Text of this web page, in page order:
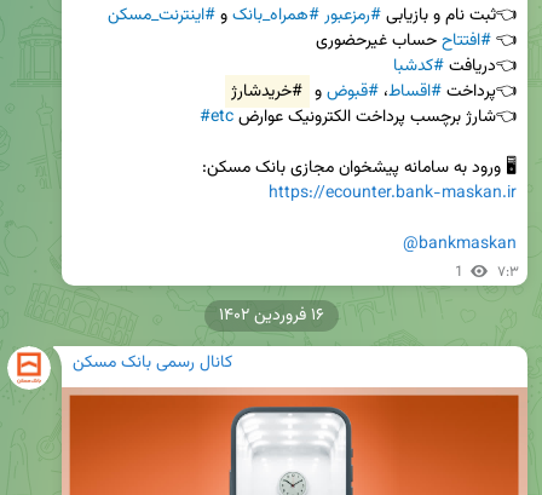
👈ثبت نام و بازیابی #رمزعبور#همراه_بانک و #اینترنت_مسکن
👈 #افتتاح
👈دریافت #کدشبا
👈پرداخت #اقساط، #قبوض و #خریدشارژ
👈شارژ برچسب پرداخت الکترونیک عوارض #etc
🖥 ورود به سامانه پیشخوان مجازی بانک مسکن:
https://ecounter.bank-maskan.ir
@bankmaskan
1 ۷:۳
کانال رسمی بانک مسکن
۱۶ فروردین ۱۴۰۲